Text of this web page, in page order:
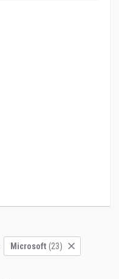
Microsoft (23)